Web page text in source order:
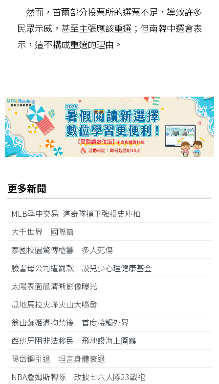
然而，首爾部分投票所的選票不足，導致許多
民眾示威，甚至主張應該重選；但南韓中選會表
示，這不構成重選的理由。
更多新聞
MLB季中交易 道奇隊搶下強投史庫柏
大千世界 國際篇
泰國校園驚傳槍響 多人死傷
臉書母公司遭罰款 設兒少心理健康基金
太陽表面最清晰影像曝光
瓜地馬拉火峰火山大噴發
翁山蘇姬遭拘禁後 首度接觸外界
西班牙阻非法移民 飛地設海上圍籬
陽岱鋼引退 坦言身體衰退
NBA詹姆斯轉隊 改披七六人隊23戰袍